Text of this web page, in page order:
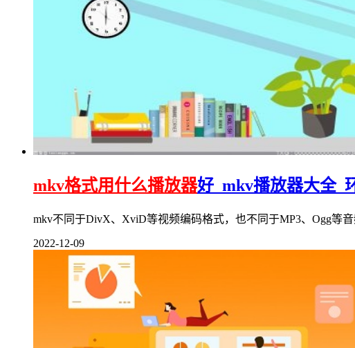
mkv格式用什么播放器好_mkv播放器大全_
mkv不同于DivX、XviD等视频编码格式，也不同于MP3、Ogg等
2022-12-09